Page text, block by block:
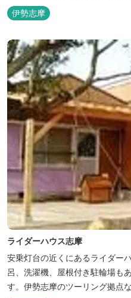
後は『ハーゲンダッツ食べ放題』 夕食は松阪牛や伊勢海老を贅沢に
使用した「三重ブランドBBQプ
す。...
伊勢志摩
ライダーハウス志摩
安乗灯台の近くにあるライダー
呂、洗濯機、屋根付き駐輪場も
す。伊勢志摩のツーリング拠点